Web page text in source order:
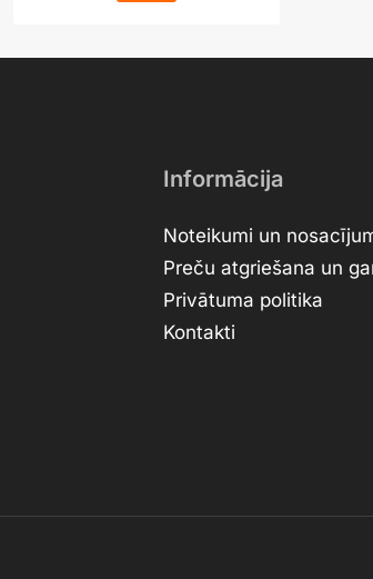
Informācija
Noteikumi un
Preču atgriešana un
Privātuma politika
Kontakti